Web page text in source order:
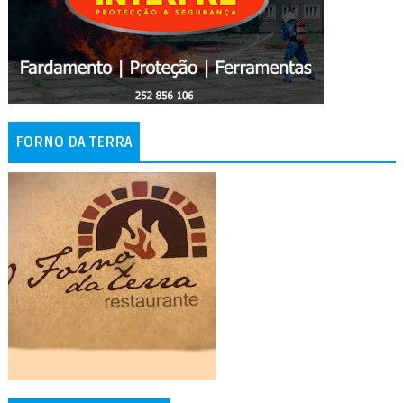
FORNO DA TERRA